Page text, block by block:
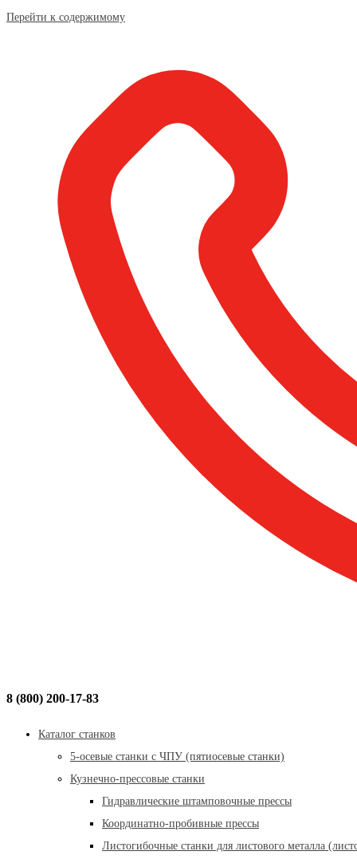
Перейти к содержимому
8 (800) 200-17-83
Каталог станков
5-осевые станки с ЧПУ (пятиосевые станки)
Кузнечно-прессовые станки
Гидравлические штамповочные прессы
Координатно-пробивные прессы
Листогибочные станки для листового металла